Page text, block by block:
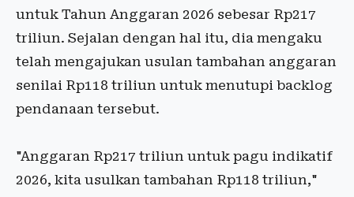
untuk Tahun Anggaran 2026 sebesar Rp217
triliun. Sejalan dengan hal itu, dia mengaku
telah mengajukan usulan tambahan anggaran
senilai Rp118 triliun untuk menutupi backlog
pendanaan tersebut.
"Anggaran Rp217 triliun untuk pagu indikatif
2026, kita usulkan tambahan Rp118 triliun,"